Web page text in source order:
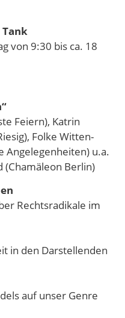
Tank
von 9:30 bis ca. 18
Feiern), Katrin
Folke Witten-
Angelegenheiten) u.a.
(Chamäleon Berlin)
Rechtsradikale im
in den Darstellenden
auf unser Genre